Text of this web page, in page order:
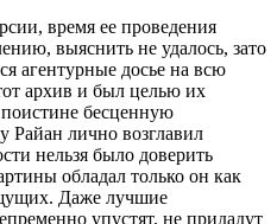
время ее проведения
выяснить не удалось, зато
агентурные досье на всю
архив и был целью их
бесценную
лично возглавил
нельзя было доверить
обладал только он как
Даже лучшие
упустят, не придадут